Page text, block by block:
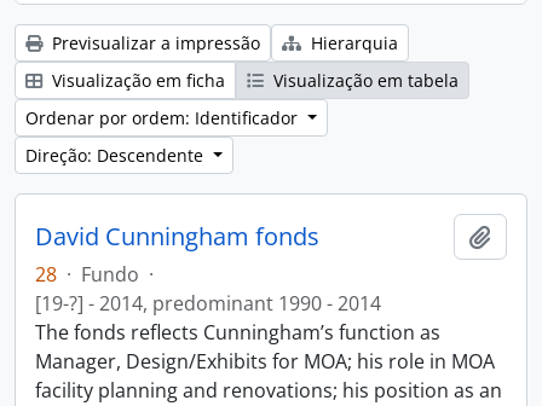
Previsualizar a impressão
Hierarquia
Visualização em ficha
Visualização em tabela
Ordenar por ordem: Identificador
Direção: Descendente
David Cunningham fonds
28 · Fundo ·
[19-?] - 2014, predominant 1990 - 2014
The fonds reflects Cunningham’s function as
Manager, Design/Exhibits for MOA; his role in MOA
facility planning and renovations; his position as an